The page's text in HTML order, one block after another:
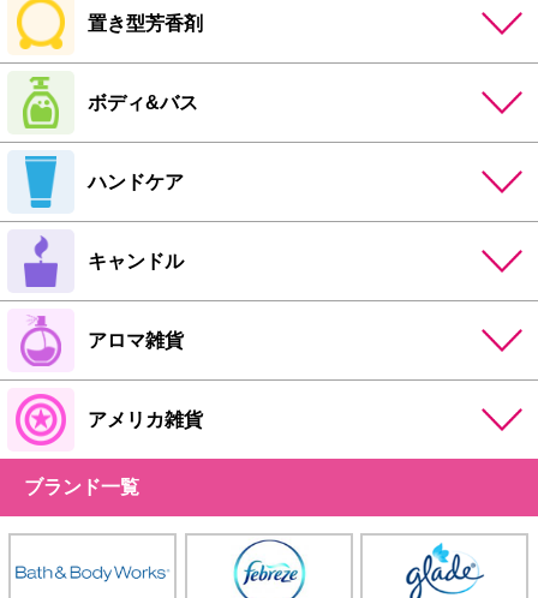
置き型芳香剤
ボディ&バス
ハンドケア
キャンドル
アロマ雑貨
アメリカ雑貨
ブランド一覧